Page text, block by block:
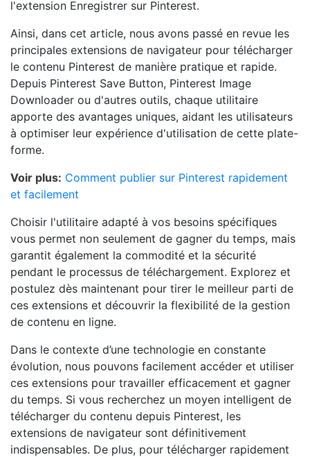
l'extension Enregistrer sur Pinterest.
Ainsi, dans cet article, nous avons passé en revue les
principales extensions de navigateur pour télécharger
le contenu Pinterest de manière pratique et rapide.
Depuis Pinterest Save Button, Pinterest Image
Downloader ou d'autres outils, chaque utilitaire
apporte des avantages uniques, aidant les utilisateurs
à optimiser leur expérience d'utilisation de cette plate-
forme.
Voir plus: Comment publier sur Pinterest rapidement
et facilement
Choisir l'utilitaire adapté à vos besoins spécifiques
vous permet non seulement de gagner du temps, mais
garantit également la commodité et la sécurité
pendant le processus de téléchargement. Explorez et
postulez dès maintenant pour tirer le meilleur parti de
ces extensions et découvrir la flexibilité de la gestion
de contenu en ligne.
Dans le contexte d’une technologie en constante
évolution, nous pouvons facilement accéder et utiliser
ces extensions pour travailler efficacement et gagner
du temps. Si vous recherchez un moyen intelligent de
télécharger du contenu depuis Pinterest, les
extensions de navigateur sont définitivement
indispensables. De plus, pour télécharger rapidement